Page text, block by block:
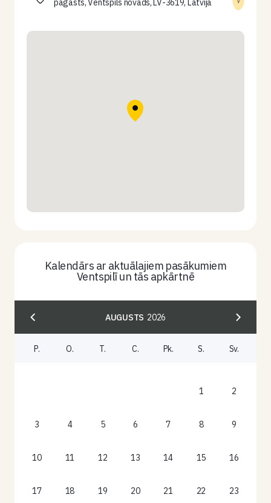
pagasts, Ventspils novads, LV-3619, Latvija
Kalendārs ar aktuālajiem pasākumiem
Ventspilī un tās apkārtnē
AUGUSTS 2026
P. O. T. C. Pk. S. Sv.
1 2
3 4 5 6 7 8 9
10 11 12 13 14 15 16
17 18 19 20 21 22 23